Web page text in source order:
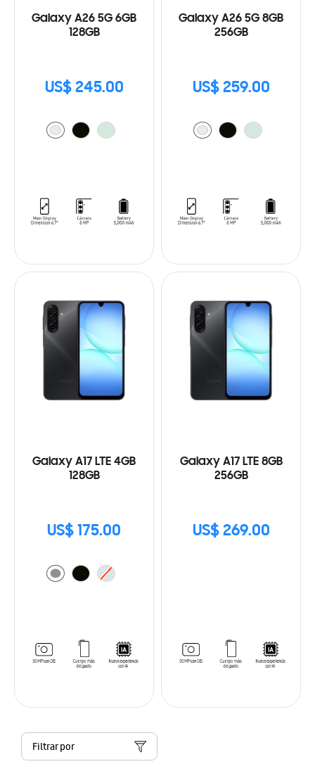
Galaxy A26 5G 6GB
128GB
US$ 245.00
Galaxy A26 5G 8GB
256GB
US$ 259.00
Galaxy A17 LTE 4GB
128GB
US$ 175.00
Galaxy A17 LTE 8GB
256GB
US$ 269.00
Filtrar por